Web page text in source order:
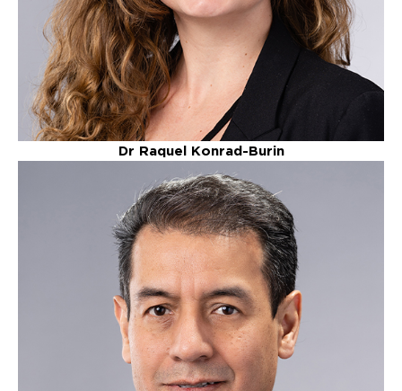
Dr Raquel Konrad-Burin